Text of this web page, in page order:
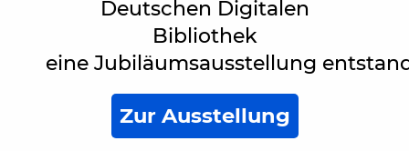
Deutschen Digitalen
Bibliothek
eine Jubiläumsausstellung
Zur Ausstellung